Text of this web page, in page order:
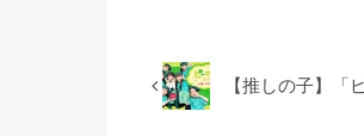
【推しの子】「